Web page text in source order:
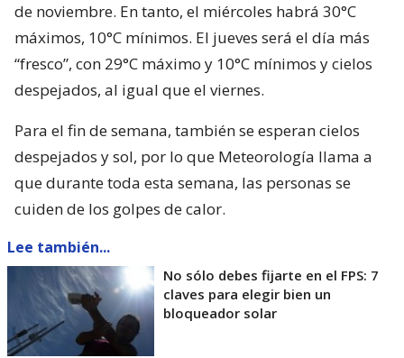
de noviembre. En tanto, el miércoles habrá 30°C
máximos, 10°C mínimos. El jueves será el día más
“fresco”, con 29°C máximo y 10°C mínimos y cielos
despejados, al igual que el viernes.
Para el fin de semana, también se esperan cielos
despejados y sol, por lo que Meteorología llama a
que durante toda esta semana, las personas se
cuiden de los golpes de calor.
Lee también...
No sólo debes fijarte en el FPS: 7
claves para elegir bien un
bloqueador solar